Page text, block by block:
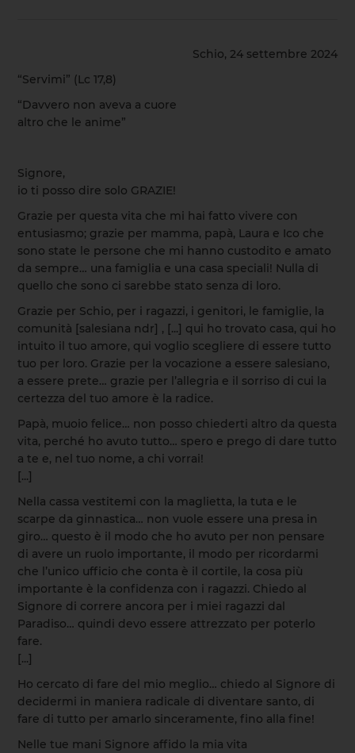
Schio, 24 settembre 2024
“Servimi” (Lc 17,8)
“Davvero non aveva a cuore
altro che le anime”
Signore,
io ti posso dire solo GRAZIE!
Grazie per questa vita che mi hai fatto vivere con
entusiasmo; grazie per mamma, papà, Laura e Ico che
sono state le persone che mi hanno custodito e amato
da sempre… una famiglia e una casa speciali! Nulla di
quello che sono ci sarebbe stato senza di loro.
Grazie per Schio, per i ragazzi, i genitori, le famiglie, la
comunità [salesiana ndr] , [...] qui ho trovato casa, qui ho
intuito il tuo amore, qui voglio scegliere di essere tutto
tuo per loro. Grazie per la vocazione a essere salesiano,
a essere prete… grazie per l’allegria e il sorriso di cui la
certezza del tuo amore è la radice.
Papà, muoio felice… non posso chiederti altro da questa
vita, perché ho avuto tutto… spero e prego di dare tutto
a te e, nel tuo nome, a chi vorrai!
[...]
Nella cassa vestitemi con la maglietta, la tuta e le
scarpe da ginnastica… non vuole essere una presa in
giro… questo è il modo che ho avuto per non pensare
di avere un ruolo importante, il modo per ricordarmi
che l’unico ufficio che conta è il cortile, la cosa più
importante è la confidenza con i ragazzi. Chiedo al
Signore di correre ancora per i miei ragazzi dal
Paradiso… quindi devo essere attrezzato per poterlo
fare.
[...]
Ho cercato di fare del mio meglio… chiedo al Signore di
decidermi in maniera radicale di diventare santo, di
fare di tutto per amarlo sinceramente, fino alla fine!
Nelle tue mani Signore affido la mia vita